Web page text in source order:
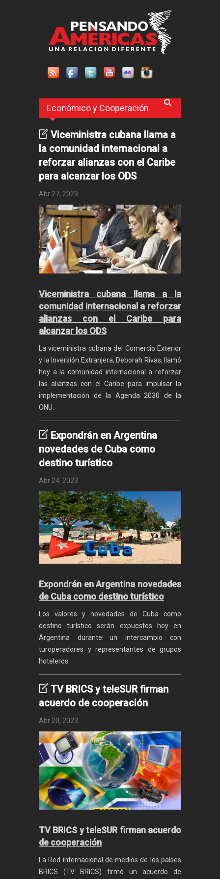
Económico y Cooperación
Viceministra cubana llama a
la comunidad internacional a
reforzar alianzas con el Caribe
para alcanzar los ODS
Abr 27, 2023
Viceministra cubana llama a la
comunidad internacional a reforzar
alianzas con el Caribe para
alcanzar los ODS
La viceministra cubana del Comercio Exterior
y la Inversión Extranjera, Deborah Rivas, llamó
hoy a la comunidad internacional a reforzar
las alianzas con el Caribe para impulsar la
implementación de la Agenda 2030 de la
ONU.
Expondrán en Argentina
novedades de Cuba como
destino turístico
Abr 24, 2023
Expondrán en Argentina novedades
de Cuba como destino turístico
Los valores y novedades de Cuba como
destino turístico serán expuestos hoy en
Argentina durante un intercambio con
turoperadores y representantes de grupos
hoteleros.
TV BRICS y teleSUR firman
acuerdo de cooperación
Abr 20, 2023
TV BRICS y teleSUR firman acuerdo
de cooperación
La Red internacional de medios de los países
BRICS (TV BRICS) firmó un acuerdo de